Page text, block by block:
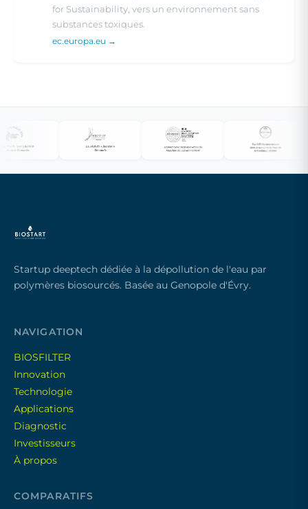
for Sustainability, vers un environnement sans
substances toxiques.
ec.europa.eu →
Startup deeptech dédiée à la dépollution de l'eau par
polymères biosourcés. Basée au Genopole d'Évry.
NAVIGATION
BIOSFILTER
Innovation
Technologie
Applications
Diagnostic
Investisseurs
À propos
COMPARATIFS